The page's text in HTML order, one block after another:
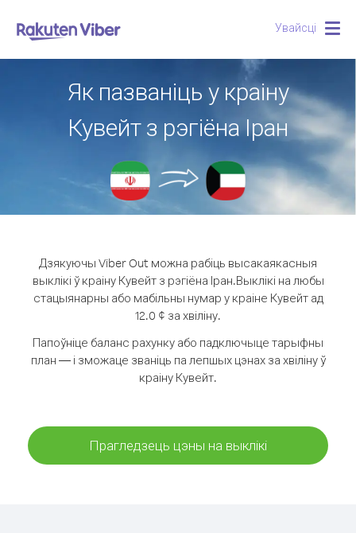
Увайсці
Як пазваніць у краіну
Кувейт з рэгіёна Іран
Дзякуючы Viber Out можна рабіць высакаякасныя
выклікі ў краіну Кувейт з рэгіёна Іран.Выклікі на любы
стацыянарны або мабільны нумар у краіне Кувейт ад
12.0 ¢ за хвіліну.
Папоўніце баланс рахунку або падключыце тарыфны
план — і зможаце званіць па лепшых цэнах за хвіліну ў
краіну Кувейт.
Прагледзець цэны на выклікі